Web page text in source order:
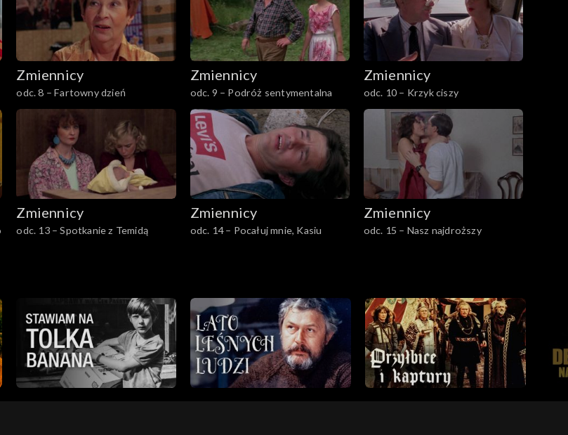
Zmiennicy
odc. 8 – Fartowny dzień
Zmiennicy
odc. 9 – Podróż sentymentalna
Zmiennicy
odc. 10 – Krzyk ciszy
Zmiennicy
odc. 13 – Spotkanie z Temidą
Zmiennicy
odc. 14 – Pocałuj mnie, Kasiu
Zmiennicy
odc. 15 – Nasz najdroższy